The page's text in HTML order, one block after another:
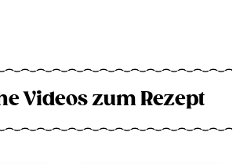
Videos zum Rezept